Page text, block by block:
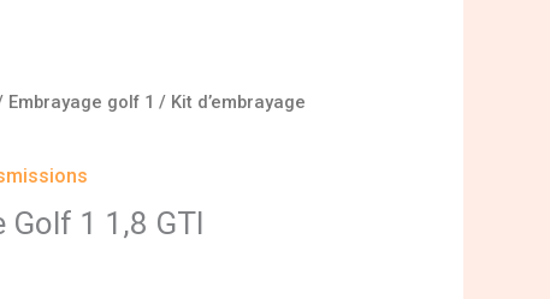
Embrayage golf 1 / Kit d’embrayage
Golf 1 1,8 GTI